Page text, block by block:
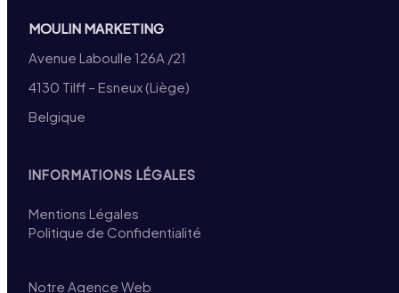
MOULIN MARKETING
Avenue Laboulle 126A /21
4130 Tilff – Esneux (Liège)
Belgique
INFORMATIONS LÉGALES
Mentions Légales
Politique de Confidentialité
Notre Agence Web